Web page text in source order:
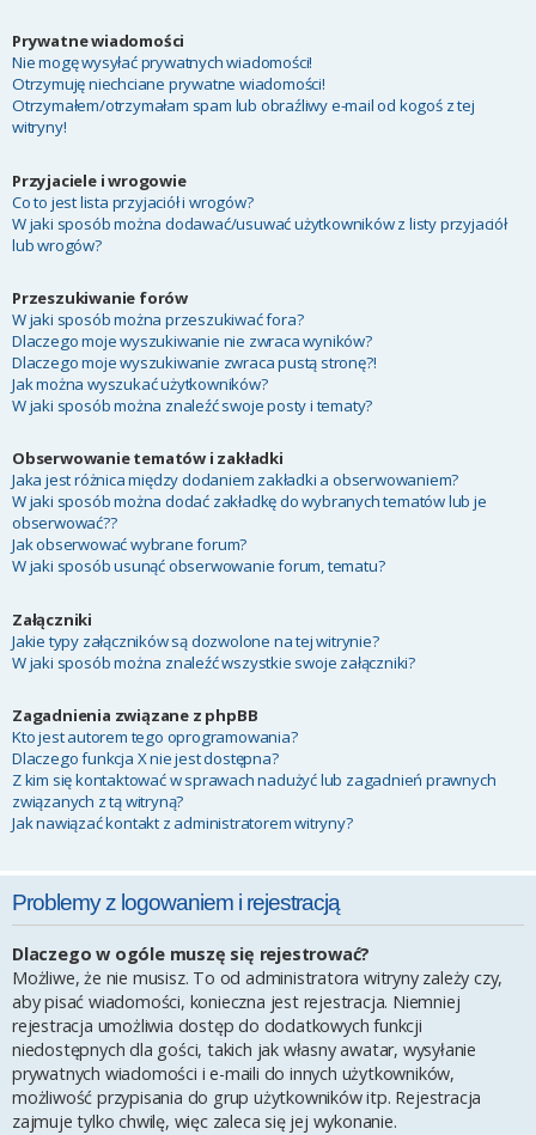
Prywatne wiadomości
Nie mogę wysyłać prywatnych wiadomości!
Otrzymuję niechciane prywatne wiadomości!
Otrzymałem/otrzymałam spam lub obraźliwy e-mail od kogoś z tej
witryny!
Przyjaciele i wrogowie
Co to jest lista przyjaciół i wrogów?
W jaki sposób można dodawać/usuwać użytkowników z listy przyjaciół
lub wrogów?
Przeszukiwanie forów
W jaki sposób można przeszukiwać fora?
Dlaczego moje wyszukiwanie nie zwraca wyników?
Dlaczego moje wyszukiwanie zwraca pustą stronę?!
Jak można wyszukać użytkowników?
W jaki sposób można znaleźć swoje posty i tematy?
Obserwowanie tematów i zakładki
Jaka jest różnica między dodaniem zakładki a obserwowaniem?
W jaki sposób można dodać zakładkę do wybranych tematów lub je
obserwować??
Jak obserwować wybrane forum?
W jaki sposób usunąć obserwowanie forum, tematu?
Załączniki
Jakie typy załączników są dozwolone na tej witrynie?
W jaki sposób można znaleźć wszystkie swoje załączniki?
Zagadnienia związane z phpBB
Kto jest autorem tego oprogramowania?
Dlaczego funkcja X nie jest dostępna?
Z kim się kontaktować w sprawach nadużyć lub zagadnień prawnych
związanych z tą witryną?
Jak nawiązać kontakt z administratorem witryny?
Problemy z logowaniem i rejestracją
Dlaczego w ogóle muszę się rejestrować?
Możliwe, że nie musisz. To od administratora witryny zależy czy,
aby pisać wiadomości, konieczna jest rejestracja. Niemniej
rejestracja umożliwia dostęp do dodatkowych funkcji
niedostępnych dla gości, takich jak własny awatar, wysyłanie
prywatnych wiadomości i e-maili do innych użytkowników,
możliwość przypisania do grup użytkowników itp. Rejestracja
zajmuje tylko chwilę, więc zaleca się jej wykonanie.